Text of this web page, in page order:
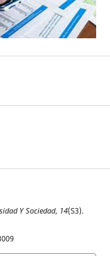
Y Sociedad, 14(S3).